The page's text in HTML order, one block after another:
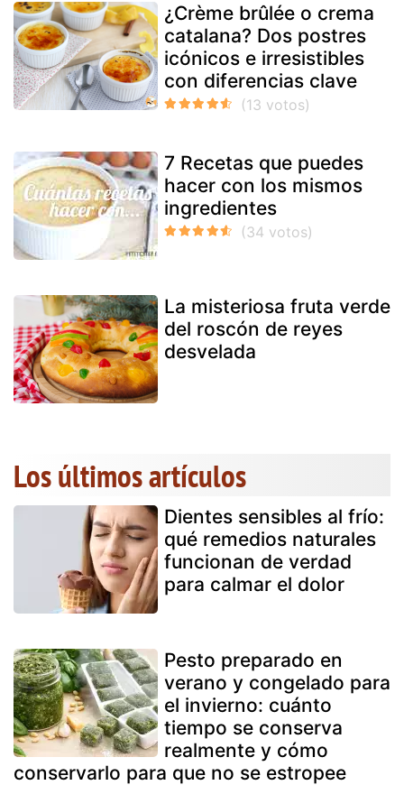
¿Crème brûlée o crema
catalana? Dos postres
icónicos e irresistibles
con diferencias clave
7 Recetas que puedes
hacer con los mismos
ingredientes
La misteriosa fruta verde
del roscón de reyes
desvelada
Los últimos artículos
Dientes sensibles al frío:
qué remedios naturales
funcionan de verdad
para calmar el dolor
Pesto preparado en
verano y congelado para
el invierno: cuánto
tiempo se conserva
realmente y cómo
conservarlo para que no se estropee